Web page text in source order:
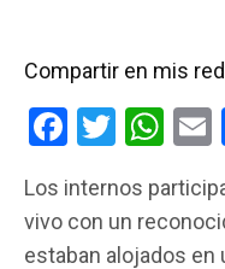
Compartir en mis
F
ce
b
T
tt
er
W
at
s
Los internos
vivo con un
estaban alojados en